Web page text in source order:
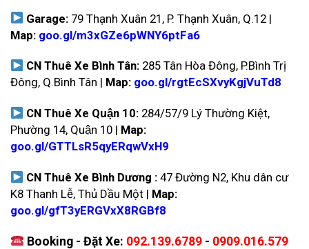
Garage: 79 Thạnh Xuân 21, P. Thạnh Xuân, Q.12 |
Map: goo.gl/m3xGZe6pWNY6ptFa6
CN Thuê Xe Bình Tân: 285 Tân Hòa Đông, P.Bình Trị
Đông, Q.Bình Tân | Map: goo.gl/rgtEcSXvyKgjVuTd8
CN Thuê Xe Quận 10: 284/57/9 Lý Thường Kiệt,
Phường 14, Quận 10 | Map:
goo.gl/GTTLsR5qyERqwVxH9
CN Thuê Xe Bình Dương :47 Đường N2, Khu dân cư
K8 Thanh Lễ, Thủ Dầu Một | Map:
goo.gl/gfT3yERGVxX8RGBf8
Booking - Đặt Xe: 092.139.6789 - 0909.016.579